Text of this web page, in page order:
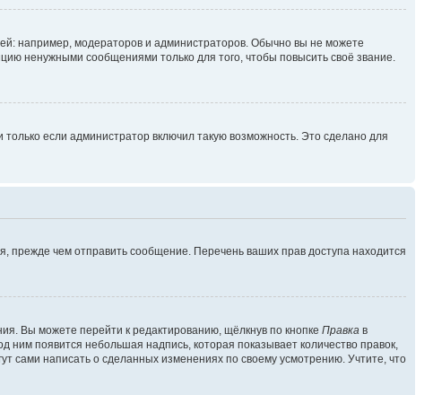
например, модераторов и администраторов. Обычно вы не можете
ненужными сообщениями только для того, чтобы повысить своё звание.
если администратор включил такую возможность. Это сделано для
прежде чем отправить сообщение. Перечень ваших прав доступа находится
Вы можете перейти к редактированию, щёлкнув по кнопке Правка в
появится небольшая надпись, которая показывает количество правок,
сами написать о сделанных изменениях по своему усмотрению. Учтите, что